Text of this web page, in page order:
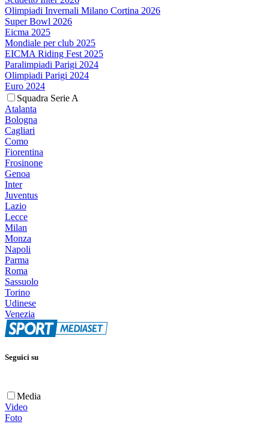
Olimpiadi Invernali Milano Cortina 2026
Super Bowl 2026
Eicma 2025
Mondiale per club 2025
EICMA Riding Fest 2025
Paralimpiadi Parigi 2024
Olimpiadi Parigi 2024
Euro 2024
Squadra Serie A
Atalanta
Bologna
Cagliari
Como
Fiorentina
Frosinone
Genoa
Inter
Juventus
Lazio
Lecce
Milan
Monza
Napoli
Parma
Roma
Sassuolo
Torino
Udinese
Venezia
Seguici su
Media
Video
Foto